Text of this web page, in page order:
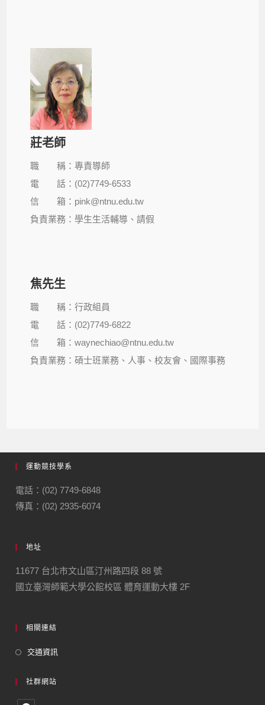
莊老師
職 稱：專責導師
電 話：(02)7749-6533
信 箱：pink@ntnu.edu.tw
負責業務：學生生活輔導、請假
焦先生
職 稱：行政組員
電 話：(02)7749-6822
信 箱：waynechiao@ntnu.edu.tw
負責業務：碩士班業務、人事、校友會、國際事務
運動競技學系
電話：(02) 7749-6848
傳真：(02) 2935-6074
地址
11677 台北市文山區汀州路四段 88 號
國立臺灣師範大學公館校區 體育運動大樓 2F
相關連結
交通資訊
社群網站